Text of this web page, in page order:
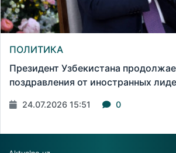
ПОЛИТИКА
Президент Узбекистана
поздравления от иностранных
24.07.2026 15:51 0